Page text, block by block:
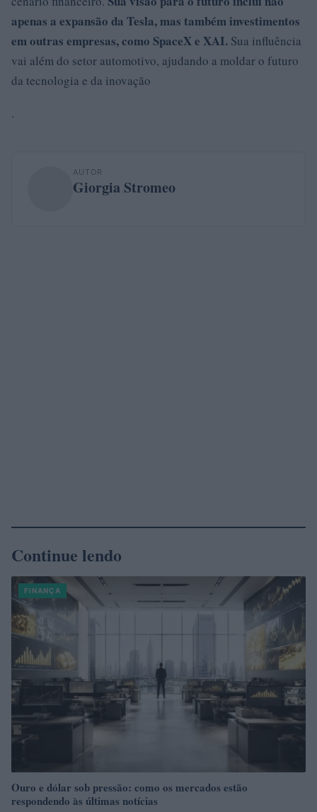
apenas a expansão da Tesla, mas também investimentos
em outras empresas, como SpaceXe XAI. Sua influência
vai além do setor automotivo, ajudando a moldar o futuro
da tecnologia e da inovação
.
AUTOR
Giorgia Stromeo
Continue lendo
FINANÇA
Ouro e dólar sob pressão: como os mercados estão
respondendo às últimas notícias